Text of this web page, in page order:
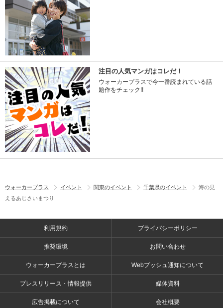
注目の人気マンガはコレだ！
ウォーカープラスで今一番読まれている話
題作をチェック!!
ウォーカープラス イベント 関東のイベント 千葉県のイベント
海の見
えるあじさいまつり
利用規約 プライバシーポリシー
推奨環境 お問い合わせ
ウォーカープラスとは Webプッシュ通知について
プレスリリース・情報提供 媒体資料
広告掲載について 会社概要